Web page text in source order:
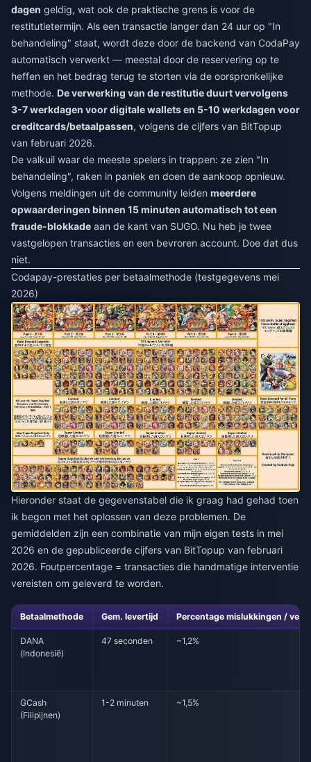
dagen geldig, wat ook de praktische grens is voor de
restitutietermijn. Als een transactie langer dan 24 uur op "In
behandeling" staat, wordt deze door de backend van CodaPay
automatisch verwerkt — meestal door de reservering op te
heffen en het bedrag terug te storten via de oorspronkelijke
methode. De verwerking van de restitutie duurt vervolgens
3-7 werkdagen voor digitale wallets en 5-10 werkdagen voor
creditcards/betaalpassen, volgens de cijfers van BitTopup
van februari 2026.
De valkuil waar de meeste spelers in trappen: ze zien "In
behandeling", raken in paniek en doen de aankoop opnieuw.
Volgens meldingen uit de community leiden meerdere
opwaarderingen binnen 15 minuten automatisch tot een
fraude-blokkade aan de kant van SUGO. Nu heb je twee
vastgelopen transacties en een bevroren account. Doe dat dus
niet.
Codapay-prestaties per betaalmethode (testgegevens mei
2026)
Hieronder staat de gegevenstabel die ik graag had gehad toen
ik begon met het oplossen van deze problemen. De
gemiddelden zijn een combinatie van mijn eigen tests in mei
2026 en de gepubliceerde cijfers van BitTopup van februari
2026. Foutpercentage = transacties die handmatige interventie
vereisten om geleverd te worden.
Betaalmethode Gem. levertijd Percentage mislukkingen /
DANA
(Indonesië)
47 seconden ~1,2%
GCash
(Filipijnen)
1-2 minuten ~1,5%